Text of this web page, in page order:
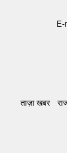
E-
ताज़ा खबर